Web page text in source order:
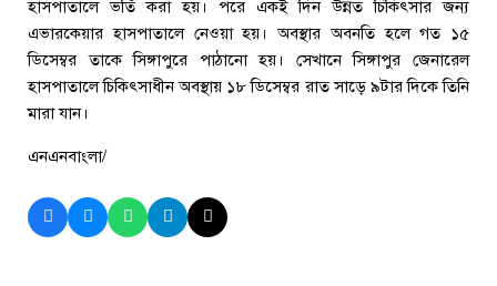
হাসপাতালে ভর্তি করা হয়। পরে একই দিন উন্নত চিকিৎসার জন্য
এভারকেয়ার হাসপাতালে নেওয়া হয়। অবস্থার অবনতি হলে গত ১৫
ডিসেম্বর তাকে সিঙ্গাপুরে পাঠানো হয়। সেখানে সিঙ্গাপুর জেনারেল
হাসপাতালে চিকিৎসাধীন অবস্থায় ১৮ ডিসেম্বর রাত সাড়ে ৯টার দিকে তিনি
মারা যান।
এনএনবাংলা/